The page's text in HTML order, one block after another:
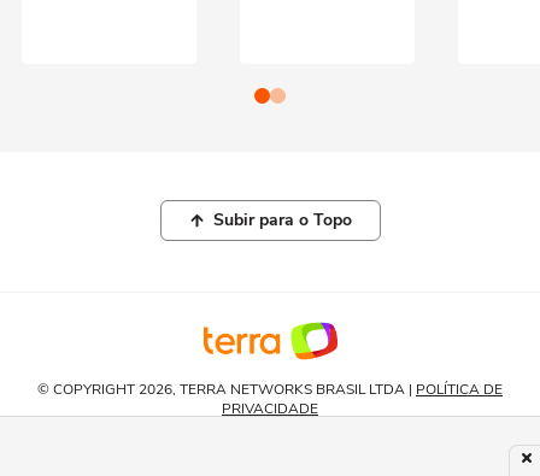
Subir para o Topo
© COPYRIGHT 2026, TERRA NETWORKS BRASIL LTDA | POLÍTICA DE
PRIVACIDADE